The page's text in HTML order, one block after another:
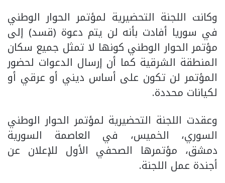
وكانت اللجنة التحضيرية لمؤتمر الحوار الوطني
في سوريا أفادت بأنه لن يتم دعوة (قسد) إلى
مؤتمر الحوار الوطني كونها لا تمثل جميع سكان
المنطقة الشرقية كما أن إرسال الدعوات لحضور
المؤتمر لن تكون على أساس ديني أو عرقي أو
لكيانات محددة.
وعقدت اللجنة التحضيرية لمؤتمر الحوار الوطني
السوري، الخميس، في العاصمة السورية
دمشق، مؤتمرها الصحفي الأول للإعلان عن
أجندة عمل اللجنة.